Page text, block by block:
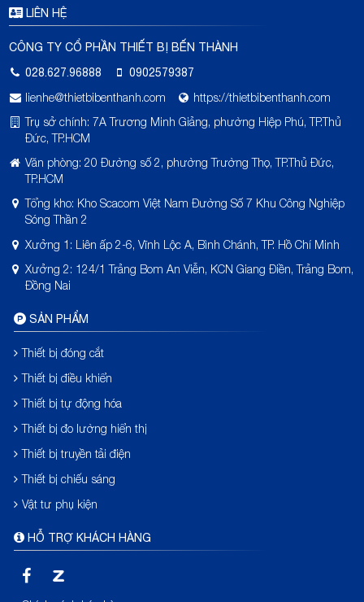
LIÊN HỆ
CÔNG TY CỔ PHẦN THIẾT BỊ BẾN THÀNH
028.627.96888
0902579387
lienhe@thietbibenthanh.com
https://thietbibenthanh.com
Trụ sở chính: 7A Trương Minh Giảng, phường Hiệp Phú, TP.Thủ
Đức, TP.HCM
Văn phòng: 20 Đường số 2, phường Trường Thọ, TP.Thủ Đức,
TP.HCM
Tổng kho: Kho Scacom Việt Nam Đường Số 7 Khu Công Nghiệp
Sóng Thần 2
Xưởng 1: Liên ấp 2-6, Vĩnh Lộc A, Bình Chánh, TP. Hồ Chí Minh
Xưởng 2: 124/1 Trảng Bom An Viễn, KCN Giang Điền, Trảng Bom,
Đồng Nai
SẢN PHẨM
Thiết bị đóng cắt
Thiết bị điều khiển
Thiết bị tự động hóa
Thiết bị đo lường hiển thị
Thiết bị truyền tải điện
Thiết bị chiếu sáng
Vật tư phụ kiện
HỖ TRỢ KHÁCH HÀNG